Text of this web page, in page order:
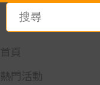
首頁
熱門活動